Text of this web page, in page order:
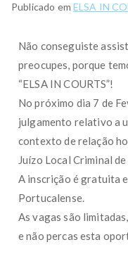
Publicado em ELSA IN
Não conseguiste
preocupes, porque
“ELSA IN COURTS”!
No próximo dia 7 de
julgamento relativo a
contexto de relação
Juízo Local Criminal
A inscrição é gratuita
Portucalense.
As vagas são
e não percas esta